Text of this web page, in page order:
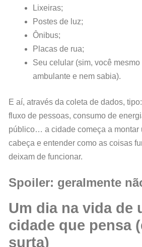
Lixeiras;
Postes de luz;
Ônibus;
Placas de rua;
Seu celular (sim, você
ambulante e nem sabia).
E aí, através da coleta de dados,
fluxo de pessoas, consumo de
público… a cidade começa a montar
cabeça e entender como as coisas
deixam de funcionar.
Spoiler: geralmente
Um dia na vida de
cidade que pensa
surta)